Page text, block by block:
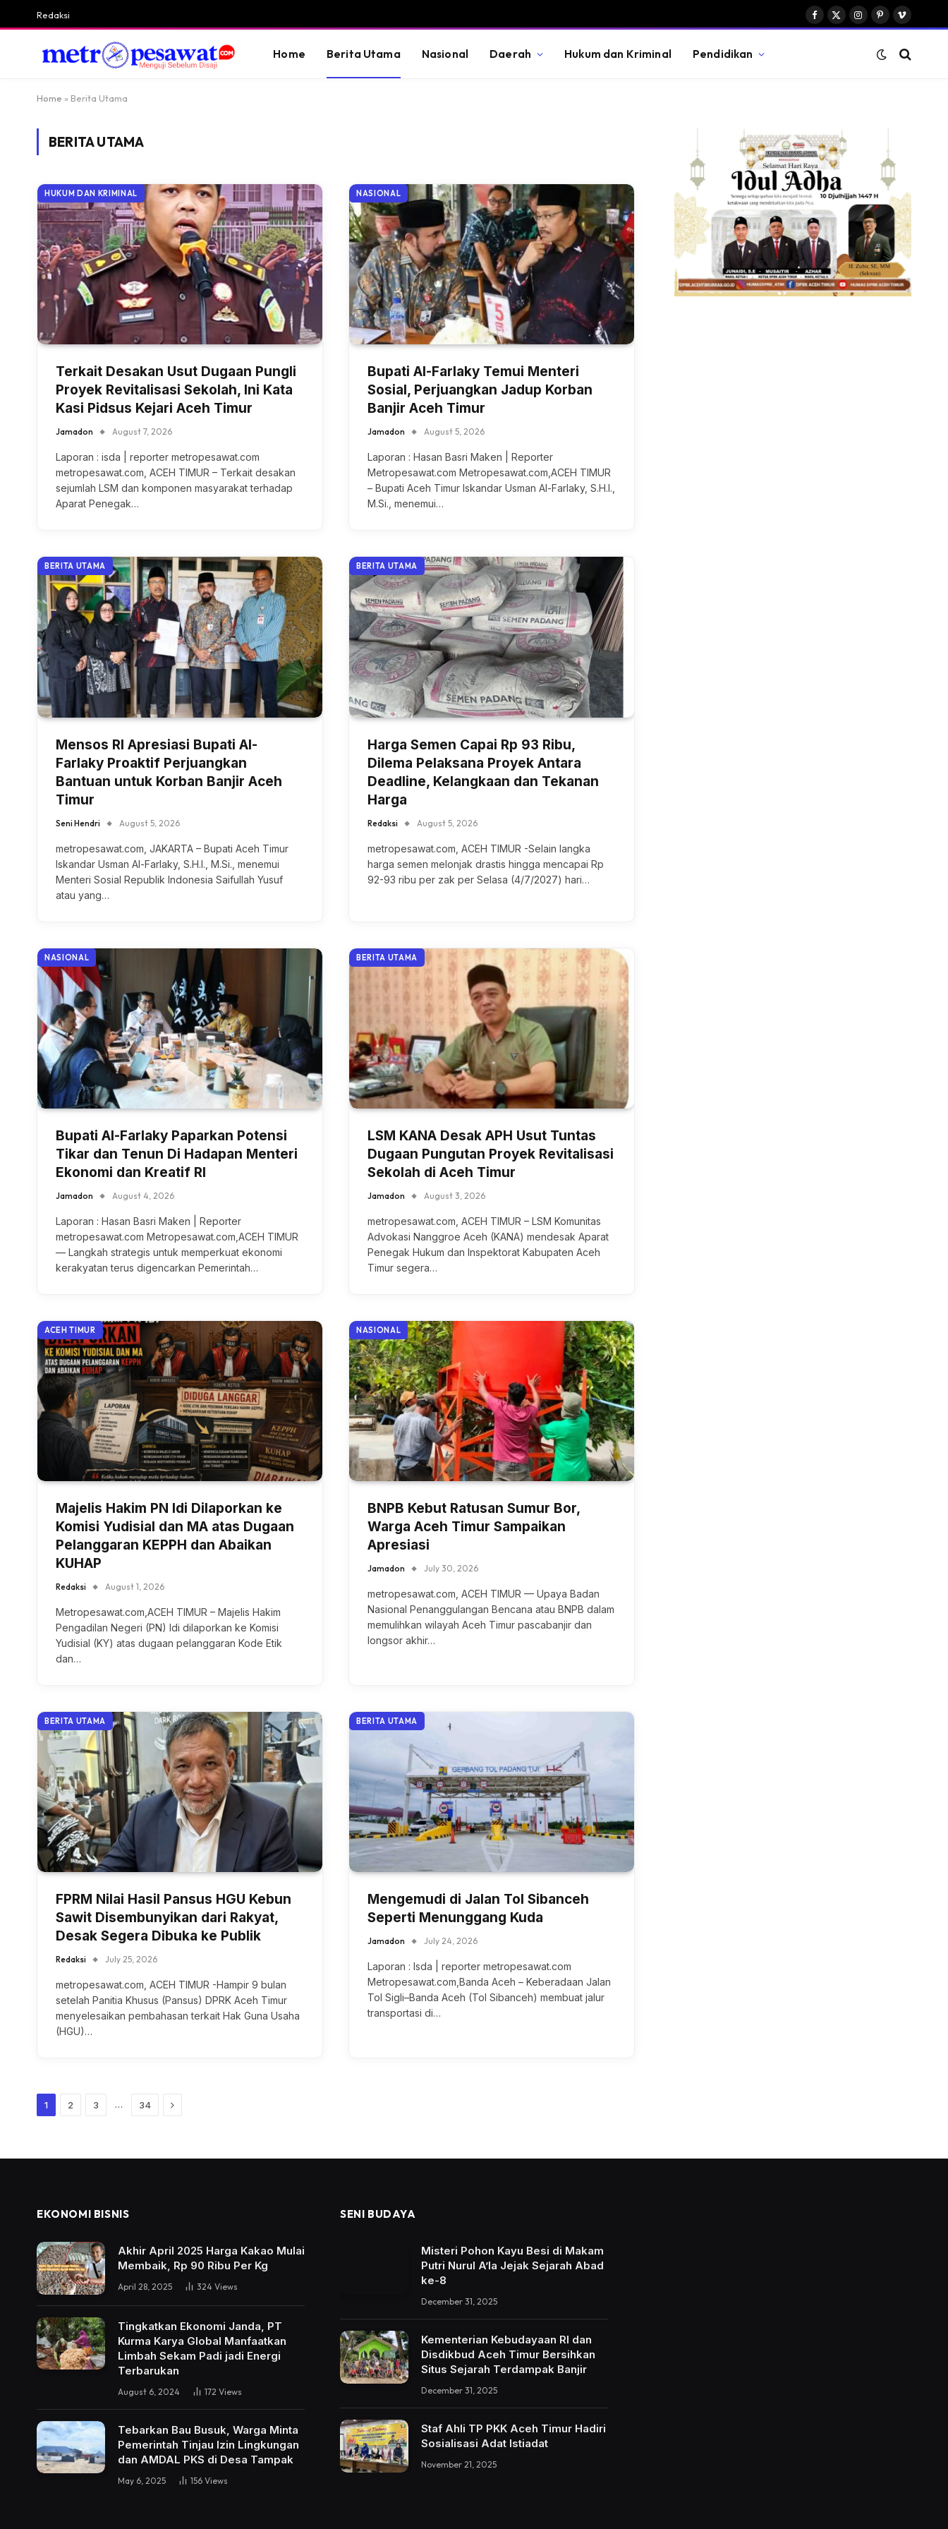
Redaksi
Facebook
X
Instagram
PinterestVimeo
Home Berita Utama Nasional Daerah Hukum dan Kriminal Pendidikan
Home » Berita Utama
BERITA UTAMA
HUKUM DAN KRIMINAL
Terkait Desakan Usut Dugaan Pungli
Proyek Revitalisasi Sekolah, Ini Kata
Kasi Pidsus Kejari Aceh Timur
Jamadon August 7, 2026
Laporan : isda | reporter metropesawat.com
metropesawat.com, ACEH TIMUR – Terkait desakan
sejumlah LSM dan komponen masyarakat terhadap
Aparat Penegak…
NASIONAL
Bupati Al-Farlaky Temui Menteri
Sosial, Perjuangkan Jadup Korban
Banjir Aceh Timur
Jamadon August 5, 2026
Laporan : Hasan Basri Maken | Reporter
Metropesawat.com Metropesawat.com,ACEH TIMUR
– Bupati Aceh Timur Iskandar Usman Al-Farlaky, S.H.I.,
M.Si., menemui…
BERITA UTAMA
Mensos RI Apresiasi Bupati Al-
Farlaky Proaktif Perjuangkan
Bantuan untuk Korban Banjir Aceh
Timur
Seni Hendri August 5, 2026
metropesawat.com, JAKARTA – Bupati Aceh Timur
Iskandar Usman Al-Farlaky, S.H.I., M.Si., menemui
Menteri Sosial Republik Indonesia Saifullah Yusuf
atau yang…
BERITA UTAMA
Harga Semen Capai Rp 93 Ribu,
Dilema Pelaksana Proyek Antara
Deadline, Kelangkaan dan Tekanan
Harga
Redaksi August 5, 2026
metropesawat.com, ACEH TIMUR -Selain langka
harga semen melonjak drastis hingga mencapai Rp
92-93 ribu per zak per Selasa (4/7/2027) hari…
NASIONAL
Bupati Al-Farlaky Paparkan Potensi
Tikar dan Tenun Di Hadapan Menteri
Ekonomi dan Kreatif RI
Jamadon August 4, 2026
Laporan : Hasan Basri Maken | Reporter
metropesawat.com Metropesawat.com,ACEH TIMUR
— Langkah strategis untuk memperkuat ekonomi
kerakyatan terus digencarkan Pemerintah…
BERITA UTAMA
LSM KANA Desak APH Usut Tuntas
Dugaan Pungutan Proyek Revitalisasi
Sekolah di Aceh Timur
Jamadon August 3, 2026
metropesawat.com, ACEH TIMUR – LSM Komunitas
Advokasi Nanggroe Aceh (KANA) mendesak Aparat
Penegak Hukum dan Inspektorat Kabupaten Aceh
Timur segera…
ACEH TIMUR
Majelis Hakim PN Idi Dilaporkan ke
Komisi Yudisial dan MA atas Dugaan
Pelanggaran KEPPH dan Abaikan
KUHAP
Redaksi August 1, 2026
Metropesawat.com,ACEH TIMUR – Majelis Hakim
Pengadilan Negeri (PN) Idi dilaporkan ke Komisi
Yudisial (KY) atas dugaan pelanggaran Kode Etik
dan…
NASIONAL
BNPB Kebut Ratusan Sumur Bor,
Warga Aceh Timur Sampaikan
Apresiasi
Jamadon July 30, 2026
metropesawat.com, ACEH TIMUR — Upaya Badan
Nasional Penanggulangan Bencana atau BNPB dalam
memulihkan wilayah Aceh Timur pascabanjir dan
longsor akhir…
BERITA UTAMA
FPRM Nilai Hasil Pansus HGU Kebun
Sawit Disembunyikan dari Rakyat,
Desak Segera Dibuka ke Publik
Redaksi July 25, 2026
metropesawat.com, ACEH TIMUR -Hampir 9 bulan
setelah Panitia Khusus (Pansus) DPRK Aceh Timur
menyelesaikan pembahasan terkait Hak Guna Usaha
(HGU)…
BERITA UTAMA
Mengemudi di Jalan Tol Sibanceh
Seperti Menunggang Kuda
Jamadon July 24, 2026
Laporan : Isda | reporter metropesawat.com
Metropesawat.com,Banda Aceh – Keberadaan Jalan
Tol Sigli–Banda Aceh (Tol Sibanceh) membuat jalur
transportasi di…
1 2 3 … 34 Next
EKONOMI BISNIS
Akhir April 2025 Harga Kakao Mulai
Membaik, Rp 90 Ribu Per Kg
April 28, 2025 324 Views
Tingkatkan Ekonomi Janda, PT
Kurma Karya Global Manfaatkan
Limbah Sekam Padi jadi Energi
Terbarukan
August 6, 2024 172 Views
Tebarkan Bau Busuk, Warga Minta
Pemerintah Tinjau Izin Lingkungan
dan AMDAL PKS di Desa Tampak
May 6, 2025 156 Views
SENI BUDAYA
Misteri Pohon Kayu Besi di Makam
Putri Nurul A’la Jejak Sejarah Abad
ke-8
December 31, 2025
Kementerian Kebudayaan RI dan
Disdikbud Aceh Timur Bersihkan
Situs Sejarah Terdampak Banjir
December 31, 2025
Staf Ahli TP PKK Aceh Timur Hadiri
Sosialisasi Adat Istiadat
November 21, 2025